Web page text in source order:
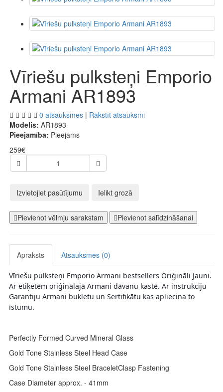
Vīriešu pulksteņi Emporio
Armani AR1893
0 atsauksmes | Rakstīt atsauksmi
Modelis: AR1893
Pieejamība: Pieejams
259€
Izvietojiet pasūtījumu Ielikt grozā
Pievienot vēlmju sarakstam Pievienot salīdzināšanai
Apraksts Atsauksmes (0)
Vīriešu pulksteņi Emporio Armani bestsellers Oriģināli Jauni.
Ar etiķetēm oriģinālajā Armani dāvanu kastē. Ar instrukciju
Garantiju Armani bukletu un Sertifikātu kas apliecina to
īstumu.
Perfectly Formed Curved Mineral Glass
Gold Tone Stainless Steel Head Case
Gold Tone Stainless Steel BraceletClasp Fastening
Case Diameter approx. - 41mm